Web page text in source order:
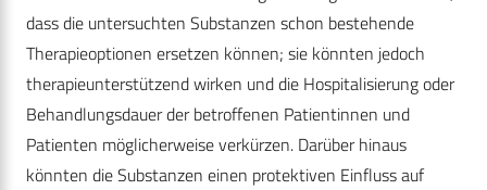
dass die untersuchten Substanzen schon bestehende
Therapieoptionen ersetzen können; sie könnten jedoch
therapieunterstützend wirken und die Hospitalisierung oder
Behandlungsdauer der betroffenen Patientinnen und
Patienten möglicherweise verkürzen. Darüber hinaus
könnten die Substanzen einen protektiven Einfluss auf